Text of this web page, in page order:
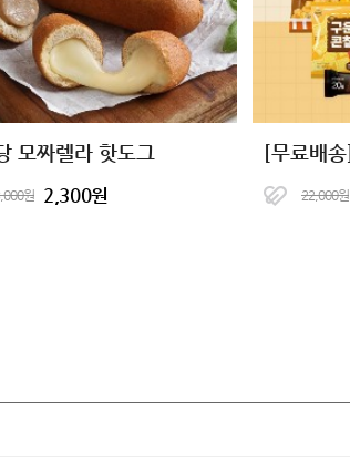
모짜렐라 핫도그
원 2,300원 22,000원